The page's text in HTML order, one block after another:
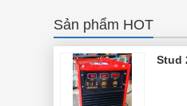
Sản phẩm HOT
Stud